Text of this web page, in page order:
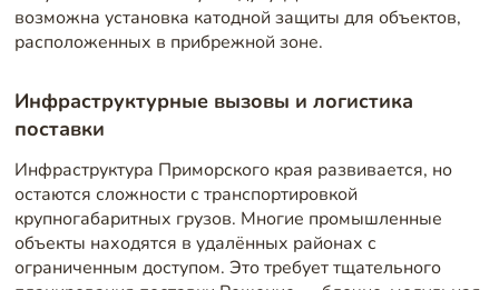
возможна установка катодной защиты для объектов,
расположенных в прибрежной зоне.
Инфраструктурные вызовы и логистика
поставки
Инфраструктура Приморского края развивается, но
остаются сложности с транспортировкой
крупногабаритных грузов. Многие промышленные
объекты находятся в удалённых районах с
ограниченным доступом. Это требует тщательного